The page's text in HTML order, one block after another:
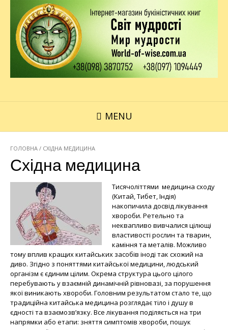
MENU
ГОЛОВНА / СХІДНА МЕДИЦИНА
Східна медицина
Тисячоліттями медицина сходу
(Китай, Тибет, Індія)
накопичила досвід лікування
хвороби. Ретельно та
неквапливо вивчалися цілющі
властивості рослин та тварин,
каміння та металів. Можливо
тому вплив кращих китайських засобів іноді так схожий на
диво. Згідно з поняттями китайської медицини, людський
організм є єдиним цілим. Окрема структура цього цілого
перебувають у взаємній динамічній рівновазі, за порушення
якої виникають хвороби. Головним результатом стало те, що
традиційна китайська медицина розглядає тіло і душу в
єдності та взаємозв’язку. Все лікування поділяється на три
напрямки або етапи: зняття симптомів хвороби, пошук